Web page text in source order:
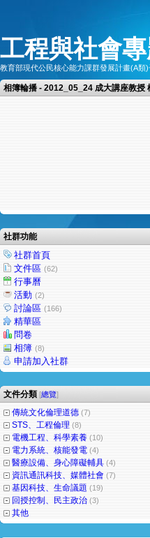
工程與社會
教育部現代公民核心能力課群發展計畫(A類
相簿輪播 - 2012_05_24 成大講座教授
社群功能
社群首頁
文件區 (62)
行事曆
活動 (2)
討論區 (166)
精華區
問卷
相簿 (8)
申請加入社群
文件分類 [總覽]
傳統文化倫理道德 (7)
STS、工程倫理 (8)
電機工程、科學素養 (10)
電力系統、核能發電 (4)
醫療設備、身心障礙輔具 (4)
資訊通訊科技、媒體社會 (7)
基因科技、生命議題 (19)
回授控制、民主政治 (3)
其他